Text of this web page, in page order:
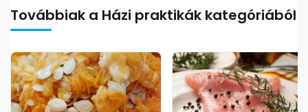
Továbbiak a Házi praktikák kategóriából